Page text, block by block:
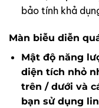
bảo tính khả
Màn biễu diễn
Mật độ năng
diện tích nhỏ
trên / dưới và
bạn sử dụng